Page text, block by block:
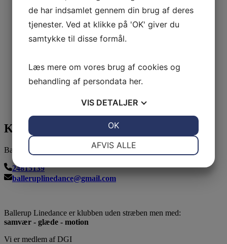
Kontakt os
Ballerup Linedance
24815139
balleruplinedance@gmail.com
Ballerup Linedance er klubben uden stræben men med:
samvær - glæde - motion
Vi er medlem af DGI
de har indsamlet gennem din brug af deres
tjenester. Ved at klikke på 'OK' giver du
samtykke til disse formål.
Læs mere om vores brug af cookies og
behandling af persondata her.
VIS DETALJER
MARKETING
AFVIS ALLE
OK